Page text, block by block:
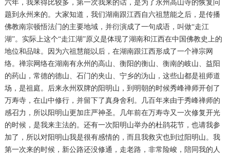
六年，我来得比较多，第一次我来的话，是为了永州高山寺的恢复问
题到永州来的。大家知道，我们湖南跟江西自六祖慧能之后，是传播
佛教南宗顿悟法门的主要地域，并衍演成了一句成语，叫做“走江
湖”。实际上这个“走江湖”原义是体现了湖南和江西在中国佛教史上的
地位和品味。因为六祖慧能以后，在湖南跟江西形成了一个禅宗网
络。禅宗网络在湖南有永州的高山、衡阳的衡山、衡南的岐山、益阳
的药山，常德的德山、石门的夹山、宁乡的沩山，这些山都是祖师道
场，是祖庭。后来永州双牌的阳明山，到明朝的时候秀峰禅师开创了
万寿寺，在山中修行，并留下了真身舍利。几百年来由于秀峰禅师的
感召力，所以阳明山更加庄严神圣。几年前在万寿寺又一次修复开光
的时候，是我来主法的。还有一次阳明山举办的杜鹃花节，也请我参
加了，所以对阳明山我是很有感情的，而且我救灾也到过阳明山。我
第一次来的时候，新公路还没修通，走老路，非常险峻，陪同我的人